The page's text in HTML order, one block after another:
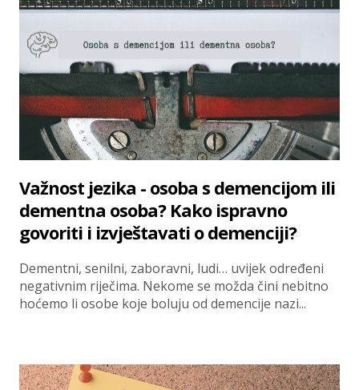
Važnost jezika - osoba s demencijom ili
dementna osoba? Kako ispravno
govoriti i izvještavati o demenciji?
Dementni, senilni, zaboravni, ludi… uvijek određeni
negativnim riječima. Nekome se možda čini nebitno
hoćemo li osobe koje boluju od demencije nazi...